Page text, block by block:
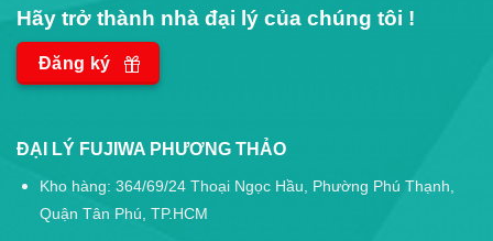
Hãy trở thành nhà đại lý của chúng tôi !
Đăng ký
ĐẠI LÝ FUJIWA PHƯƠNG THẢO
Kho hàng: 364/69/24 Thoại Ngọc Hầu, Phường Phú Thạnh,
Quận Tân Phú, TP.HCM